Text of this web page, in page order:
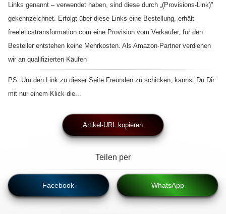
Links genannt – verwendet haben, sind diese durch „(Provisions-Link)"
gekennzeichnet. Erfolgt über diese Links eine Bestellung, erhält
freeleticstransformation.com eine Provision vom Verkäufer, für den
Besteller entstehen keine Mehrkosten. Als Amazon-Partner verdienen
wir an qualifizierten Käufen
PS: Um den Link zu dieser Seite Freunden zu schicken, kannst Du Dir
mit nur einem Klick die...
Artikel-URL kopieren
Teilen per
Facebook WhatsApp